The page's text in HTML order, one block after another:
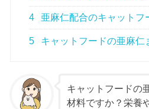
4 亜麻仁配合のキャットフ
5 キャットフードの亜麻仁
キャットフードの
材料ですか？栄養